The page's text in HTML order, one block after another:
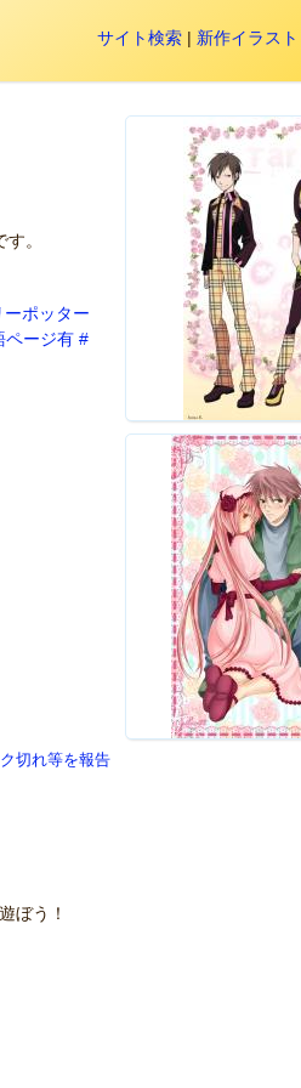
サイト検索 | 新作イラスト
。
ーポッター
ページ有 #
切れ等を報告
ぼう！